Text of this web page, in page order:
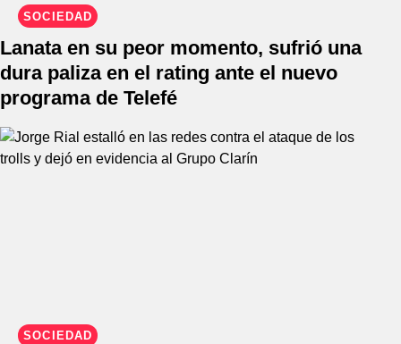
SOCIEDAD
Lanata en su peor momento, sufrió una
dura paliza en el rating ante el nuevo
programa de Telefé
SOCIEDAD